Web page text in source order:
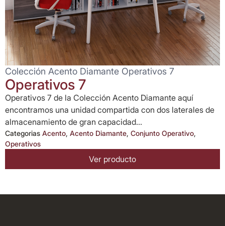
Colección Acento Diamante Operativos 7
Operativos 7
Operativos 7 de la Colección Acento Diamante aquí
encontramos una unidad compartida con dos laterales de
almacenamiento de gran capacidad...
Categorias Acento, Acento Diamante, Conjunto Operativo,
Operativos
Ver producto